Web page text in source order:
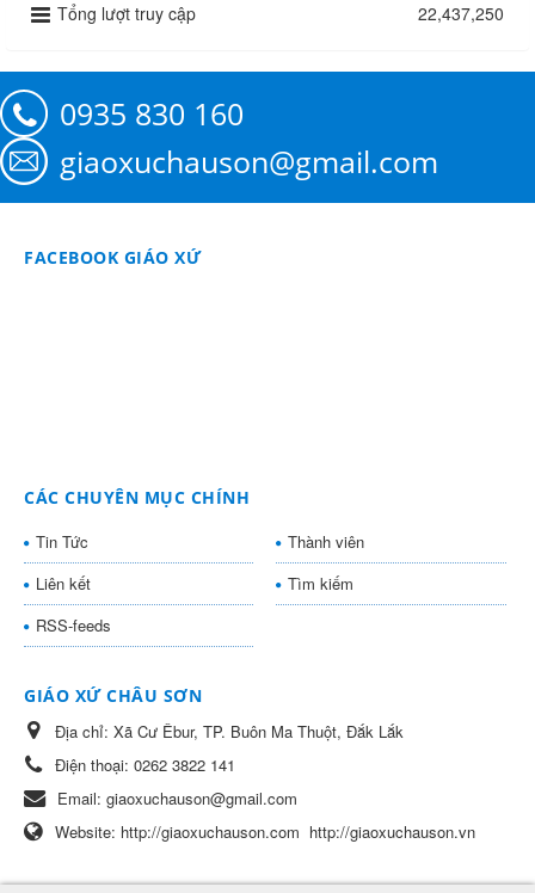
Tổng lượt truy cập
22,437,250
0935 830 160
giaoxuchauson@gmail.com
FACEBOOK GIÁO XỨ
CÁC CHUYÊN MỤC CHÍNH
Tin Tức
Thành viên
Liên kết
Tìm kiếm
RSS-feeds
GIÁO XỨ CHÂU SƠN
Địa chỉ: Xã Cư Êbur, TP. Buôn Ma Thuột, Đắk Lắk
Điện thoại: 0262 3822 141
Email: giaoxuchauson@gmail.com
Website: http://giaoxuchauson.com http://giaoxuchauson.vn